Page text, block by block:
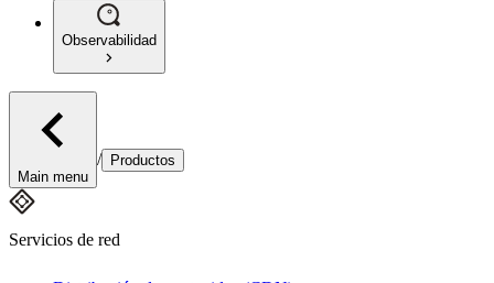
Observabilidad
Main menu
/ Productos
Servicios de red